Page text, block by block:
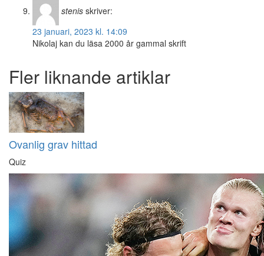
stenis skriver:
23 januari, 2023 kl. 14:09
Nikolaj kan du läsa 2000 år gammal skrift
Fler liknande artiklar
Ovanlig grav hittad
Quiz